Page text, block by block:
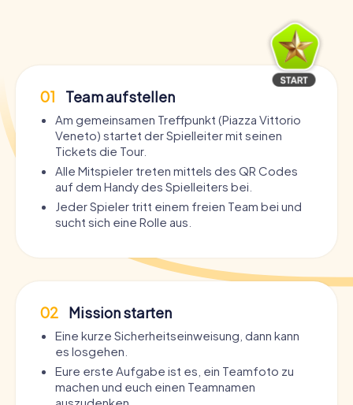
01 Team aufstellen
Am gemeinsamen Treffpunkt (Piazza Vittorio
Veneto) startet der Spielleiter mit seinen
Tickets die Tour.
Alle Mitspieler treten mittels des QR Codes
auf dem Handy des Spielleiters bei.
Jeder Spieler tritt einem freien Team bei und
sucht sich eine Rolle aus.
02 Mission starten
Eine kurze Sicherheitseinweisung, dann kann
es losgehen.
Eure erste Aufgabe ist es, ein Teamfoto zu
machen und euch einen Teamnamen